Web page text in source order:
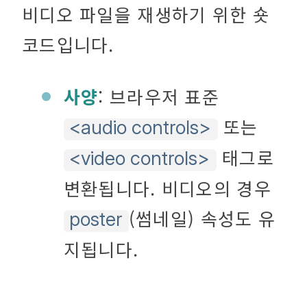
비디오 파일을 재생하기 위한 숏
코드입니다.
사양: 브라우저 표준
<audio controls> 또는
<video controls>
태그로
변환됩니다. 비디오의 경우
poster (썸네일) 속성도 유
지됩니다.